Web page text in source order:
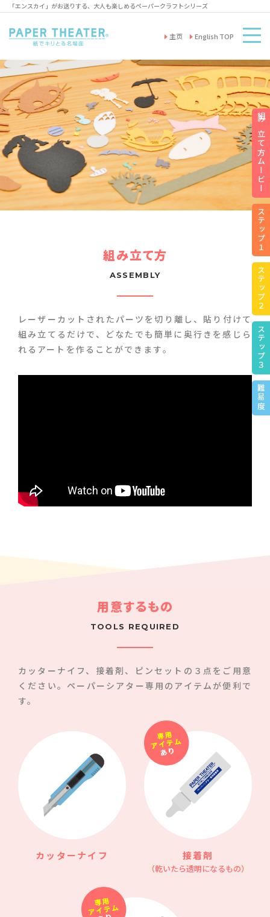
「エンスカイ」がお送りする、大人も楽しめるペーパークラフトシリーズ
主页 English TOP
組み立て方ムービー
ステップ１
ステップ２
ステップ３
難易度
組み立て方
ASSEMBLY
レーザーカットされたパーツを切り離し、貼り付けて
組み立てるだけで、
どなたでも簡単に奥行きを感じら
れるアートを作ることができます。
用意するもの
TOOLS REQUIRED
カッターナイフ、接着剤、ピンセットの ３点をご用意
ください。 ペーパーシアター専用のアイテムが便利で
す。
カッターナイフ 接着剤
（乾いたら透明になるもの）